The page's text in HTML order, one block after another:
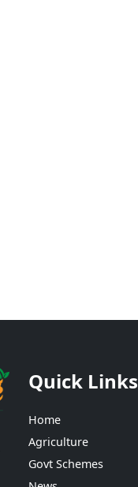
Quick Links
Home
Agriculture
Govt Schemes